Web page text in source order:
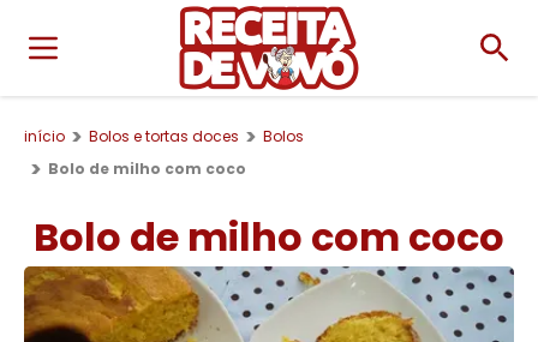
início Bolos e tortas doces
Bolos
Bolo de milho com coco
Bolo de milho com coco